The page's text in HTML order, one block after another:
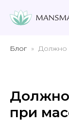
Блог Должно
при